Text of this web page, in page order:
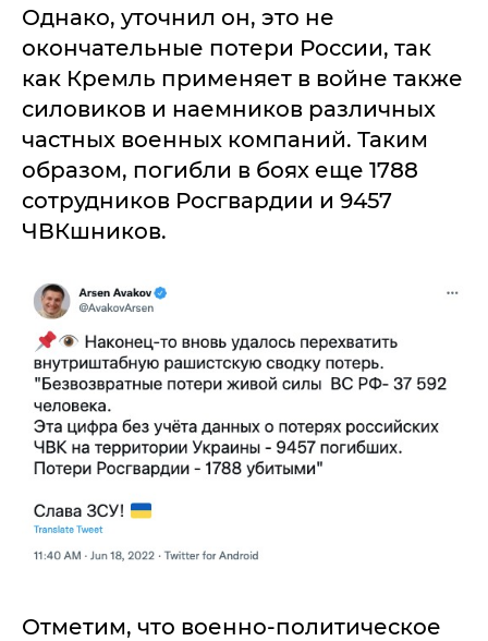
Однако, уточнил он, это не
окончательные потери России, так
как Кремль применяет в войне также
силовиков и наемников различных
частных военных компаний. Таким
образом, погибли в боях еще 1788
сотрудников Росгвардии и 9457
ЧВКшников.
Отметим, что военно-политическое